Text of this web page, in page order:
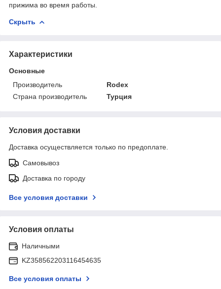
прижима во время работы.
Скрыть
Характеристики
Основные
Производитель
Rodex
Страна производитель
Турция
Условия доставки
Доставка осуществляется только по предоплате.
Самовывоз
Доставка по городу
Все условия доставки
Условия оплаты
Наличными
KZ358562203116454635
Все условия оплаты